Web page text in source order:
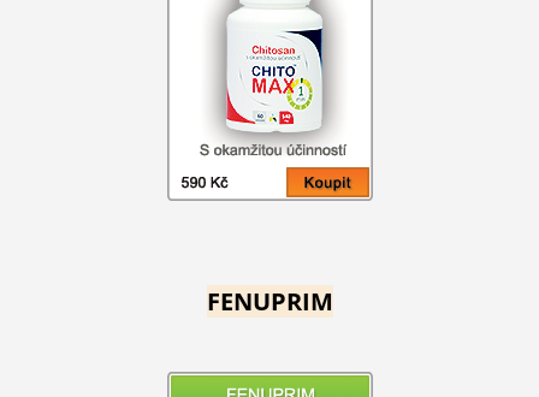
FENUPRIM